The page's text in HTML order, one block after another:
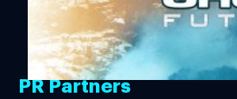
ละคร, เพิ่มลวดลายสำหรับปรับแต่งร่
เกมให้กินทรัพยากรน้อยลง Ghost
จำหน่ายอย่างเป็นทางการแล้ววันนี้ บ
PlayStation 4, Xbox…
PR Partners